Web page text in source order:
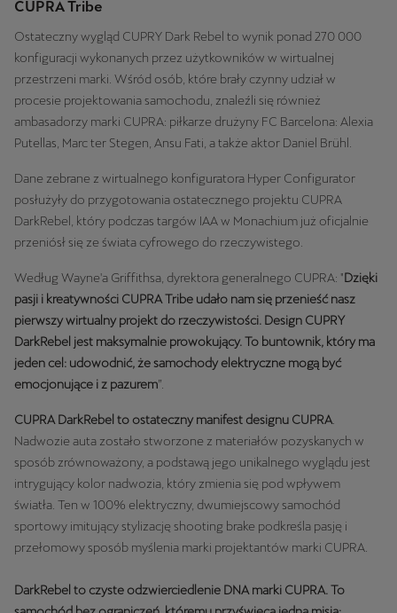
CUPRA Tribe
Ostateczny wygląd CUPRY Dark Rebel to wynik ponad 270 000
konfiguracji wykonanych przez użytkowników w wirtualnej
przestrzeni marki. Wśród osób, które brały czynny udział w
procesie projektowania samochodu, znaleźli się również
ambasadorzy marki CUPRA: piłkarze drużyny FC Barcelona: Alexia
Putellas, Marc ter Stegen, Ansu Fati, a także aktor Daniel Brühl.
Dane zebrane z wirtualnego konfiguratora Hyper Configurator
posłużyły do przygotowania ostatecznego projektu CUPRA
DarkRebel, który podczas targów IAA w Monachium już oficjalnie
przeniósł się ze świata cyfrowego do rzeczywistego.
Według Wayne'a Griffithsa, dyrektora generalnego CUPRA: "Dzięki
pasji i kreatywności CUPRA Tribe udało nam się przenieść nasz
pierwszy wirtualny projekt do rzeczywistości. Design CUPRY
DarkRebel jest maksymalnie prowokujący. To buntownik, który ma
jeden cel: udowodnić, że samochody elektryczne mogą być
emocjonujące i z pazurem”.
CUPRA DarkRebel to ostateczny manifest designu CUPRA
Nadwozie auta zostało stworzone z materiałów pozyskanych w
sposób zrównoważony, a podstawą jego unikalnego wyglądu jest
intrygujący kolor nadwozia, który zmienia się pod wpływem
światła. Ten w 100% elektryczny, dwumiejscowy samochód
sportowy imitujący stylizację shooting brake podkreśla pasję i
przełomowy sposób myślenia marki projektantów marki CUPRA.
DarkRebel to czyste odzwierciedlenie DNA marki CUPRA. To